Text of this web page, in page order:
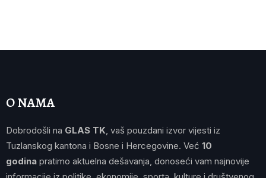
O NAMA
Dobrodošli na GLAS TK , vaš pouzdani izvor vijesti iz
Tuzlanskog kantona i Bosne i Hercegovine. Već 10
godina pratimo aktuelna dešavanja, donoseći vam najnovije